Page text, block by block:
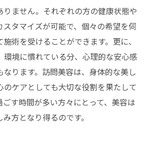
りません。それぞれの方の健康状態や
スタマイズが可能で、個々の希望を伺
術を受けることができます。更に、
環境に慣れている分、心理的な安心感
なります。訪問美容は、身体的な美し
のケアとしても大切な役割を果たして
ごす時間が多い方々にとって、美容は
方となり得るのです。